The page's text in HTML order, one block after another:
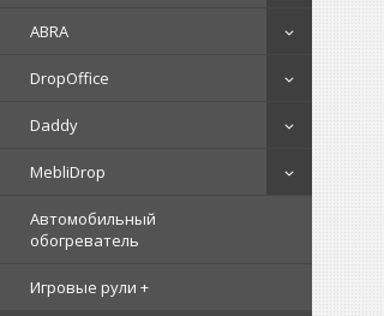
ABRA
DropOffice
Daddy
MebliDrop
Автомобильный
обогреватель
Игровые рули +